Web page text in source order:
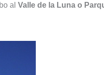
al Valle de la Luna o